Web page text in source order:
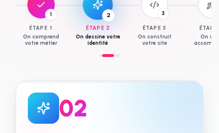
1
ÉTAPE 1
On comprend
votre métier
2
ÉTAPE 2
On dessine votre
identité
3
ÉTAPE 3
On construit
votre site
ÉTAPE
On
03